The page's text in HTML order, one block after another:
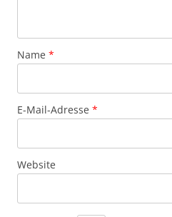
Name *
E-Mail-Adresse *
Website